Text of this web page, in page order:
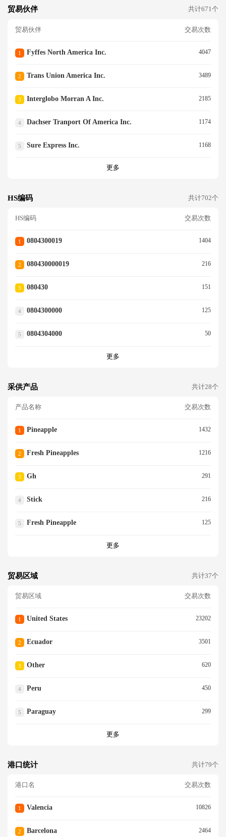
贸易伙伴 共计671个
贸易伙伴 交易次数
1 Fyffes North America Inc. 4047
2 Trans Union America Inc. 3489
3 Interglobo Morran A Inc. 2185
4 Dachser Tranport Of America Inc. 1174
5 Sure Express Inc. 1168
更多
HS编码 共计702个
HS编码 交易次数
1 0804300019 1404
2 080430000019 216
3 080430 151
4 0804300000 125
5 0804304000 50
更多
采供产品 共计28个
产品名称 交易次数
1 Pineapple 1432
2 Fresh Pineapples 1216
3 Gh 291
4 Stick 216
5 Fresh Pineapple 125
更多
贸易区域 共计37个
贸易区域 交易次数
1 United States 23202
2 Ecuador 3501
3 Other 620
4 Peru 450
5 Paraguay 299
更多
港口统计 共计79个
港口名 交易次数
1 Valencia 10826
2 Barcelona 2464